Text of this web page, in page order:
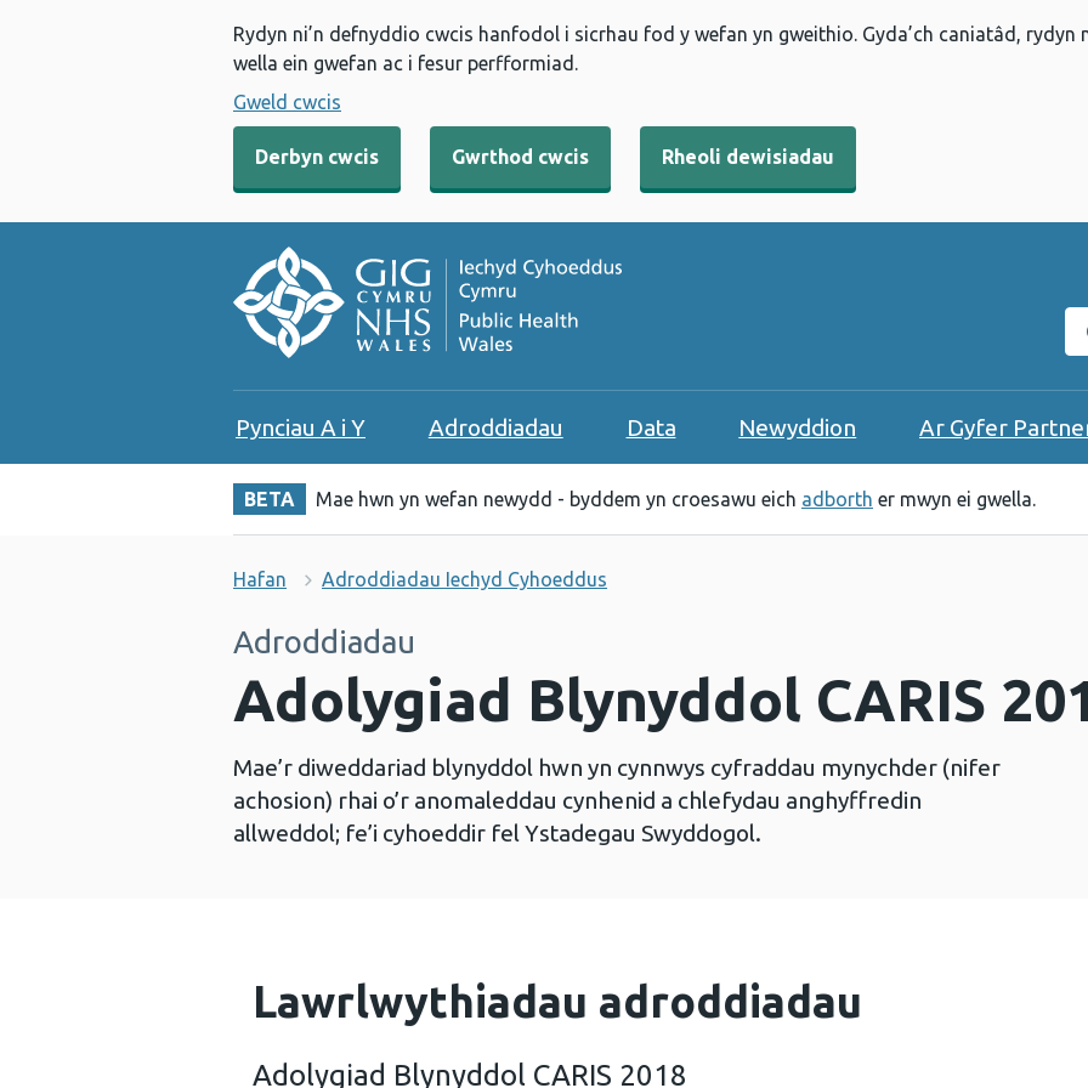
Rydyn ni’n defnyddio cwcis hanfodol i sicrhau fod y wefan yn gweithio. Gyda’ch caniatâd,
wella ein gwefan ac i fesur perfformiad.
Gweld cwcis
Derbyn cwcis Gwrthod cwcis Rheoli dewisiadau
Pynciau A i Y Adroddiadau Data Newyddion Ar Gyfer
BETA Mae hwn yn wefan newydd - byddem yn croesawu eich adborth er mwyn ei gwella.
Hafan Adroddiadau Iechyd Cyhoeddus
Adroddiadau
Adolygiad Blynyddol CARIS
Mae’r diweddariad blynyddol hwn yn cynnwys cyfraddau mynychder (nifer
achosion) rhai o’r anomaleddau cynhenid a chlefydau anghyffredin
allweddol; fe’i cyhoeddir fel Ystadegau Swyddogol.
Lawrlwythiadau adroddiadau
Adolygiad Blynyddol CARIS 2018